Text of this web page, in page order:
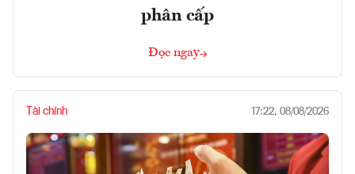
phân cấp
Đọc ngay
Tài chính 17:22, 08/08/2026